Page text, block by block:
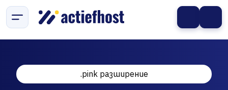
.pink разширение